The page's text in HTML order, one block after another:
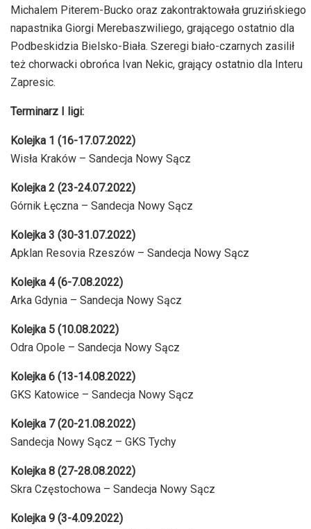
Michalem Piterem-Bucko oraz zakontraktowała gruzińskiego
napastnika Giorgi Merebaszwiliego, grającego ostatnio dla
Podbeskidzia Bielsko-Biała. Szeregi biało-czarnych zasilił
też chorwacki obrońca Ivan Nekic, grający ostatnio dla Interu
Zapresic.
Terminarz I ligi:
Kolejka 1 (16-17.07.2022)
Wisła Kraków – Sandecja Nowy Sącz
Kolejka 2 (23-24.07.2022)
Górnik Łęczna – Sandecja Nowy Sącz
Kolejka 3 (30-31.07.2022)
Apklan Resovia Rzeszów – Sandecja Nowy Sącz
Kolejka 4 (6-7.08.2022)
Arka Gdynia – Sandecja Nowy Sącz
Kolejka 5 (10.08.2022)
Odra Opole – Sandecja Nowy Sącz
Kolejka 6 (13-14.08.2022)
GKS Katowice – Sandecja Nowy Sącz
Kolejka 7 (20-21.08.2022)
Sandecja Nowy Sącz – GKS Tychy
Kolejka 8 (27-28.08.2022)
Skra Częstochowa – Sandecja Nowy Sącz
Kolejka 9 (3-4.09.2022)